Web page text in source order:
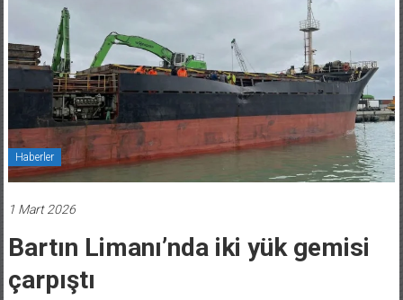
Haberler
1 Mart 2026
Bartın Limanı’nda iki yük gemisi
çarpıştı